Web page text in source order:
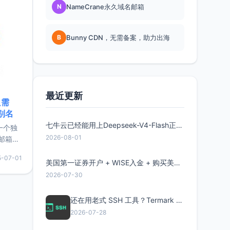
名
个独
箱等
较有
惠的
07-01
N NameCrane永久域名邮箱
B Bunny CDN，无需备案，助力出海
最近更新
七牛云已经能用上Deepseek-V4-Flash正式版了，点此领取300万Token
2026-08-01
美国第一证券开户 + WISE入金 + 购买美股全流程分享
2026-07-30
还在用老式 SSH 工具？Termark 新一代跨平台智能SSH客户端了解一下
2026-07-28